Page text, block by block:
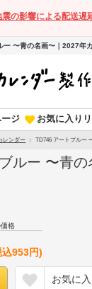
震の影響による配送遅
ー 〜青の名画〜｜2027年
ジ お気に入り
レンダー TD746 アートブルー
ルー 〜青
格
込953円)
お気に